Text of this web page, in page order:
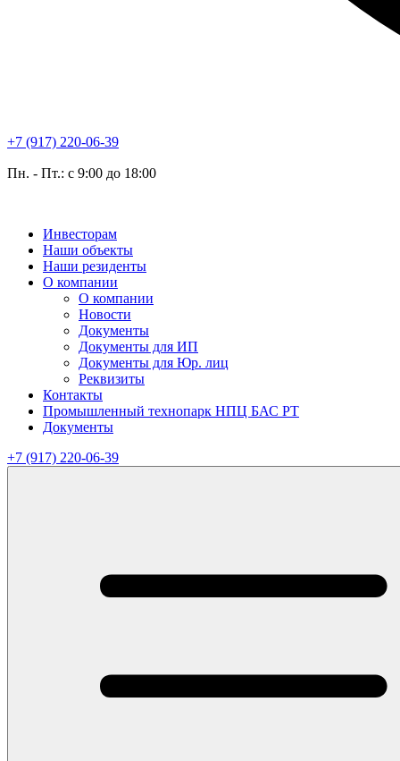
+7 (917) 220-06-39
Пн. - Пт.: с 9:00 до 18:00
Инвесторам
Наши объекты
Наши резиденты
О компании
О компании
Новости
Документы
Документы для ИП
Документы для Юр. лиц
Реквизиты
Контакты
Промышленный технопарк НПЦ БАС РТ
Документы
+7 (917) 220-06-39